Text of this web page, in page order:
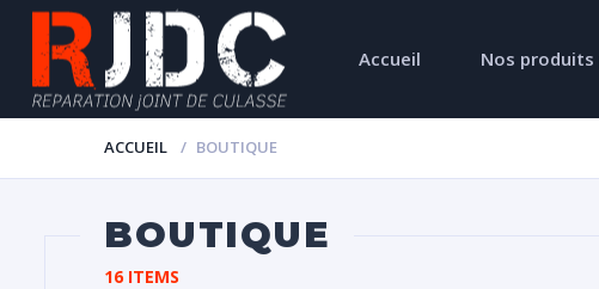
Accueil Nos produits
ACCUEIL BOUTIQUE
BOUTIQUE
16 ITEMS